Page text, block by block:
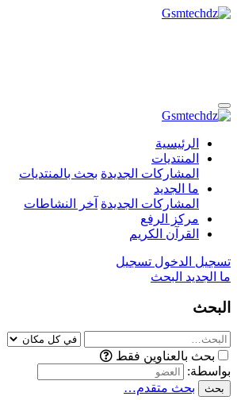
الرئيسية
المنتديات
المشاركات الجديدة بحث بالمنتديات
ما الجديد
المشاركات الجديدة آخر النشاطات
مركز الرفع
القرآن الكريم
تسجيل الدخول تسجيل
ما الجديد البحث
البحث
بحث بالعناوين فقط
بواسطة:
بحث بحث متقدم…